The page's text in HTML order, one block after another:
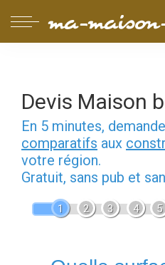
Devis Maison
En 5 minutes,
comparatifs aux
votre région.
Gratuit, sans pub et
1 2 3 4 5